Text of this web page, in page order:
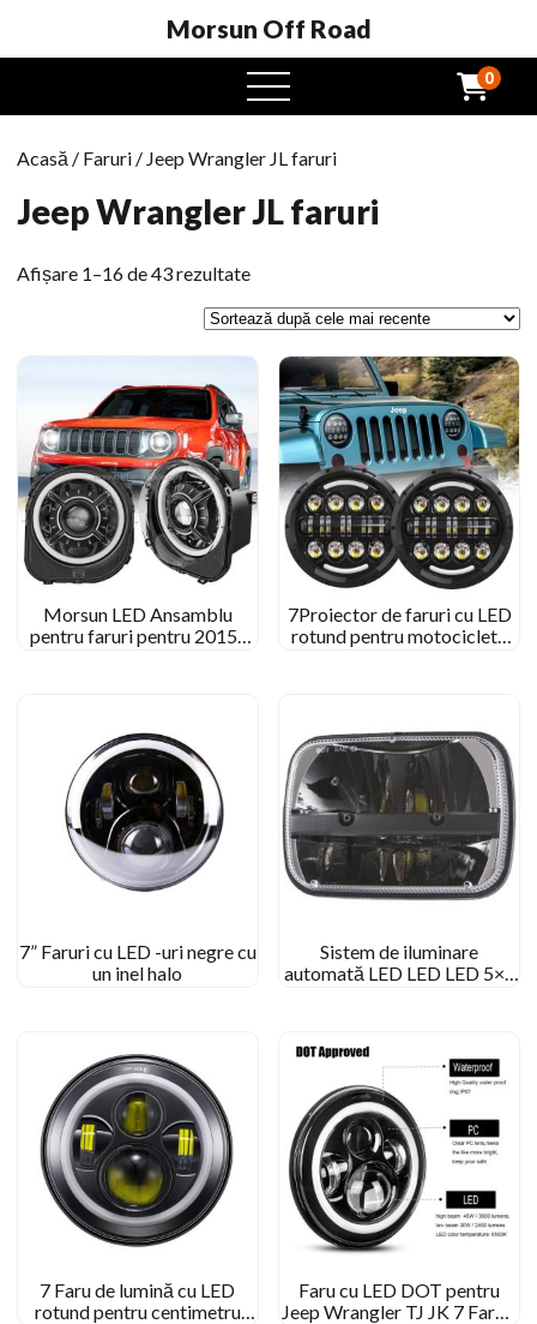
Morsun Off Road
Meniu
Deschide
0
Acasă / Faruri / Jeep Wrangler JL faruri
Jeep Wrangler JL faruri
Afișare 1–16 de 43 rezultateSortat
cel
mai
târziu
Morsun LED Ansamblu
pentru faruri pentru 2015-
7Proiector de faruri cu LED
rotund pentru motocicleta
7” Faruri cu LED -uri negre cu
un inel halo
Sistem de iluminare
automată LED LED LED 5×7
7 Faru de lumină cu LED
rotund pentru centimetru
Faru cu LED DOT pentru
Jeep Wrangler TJ JK 7 Faruri